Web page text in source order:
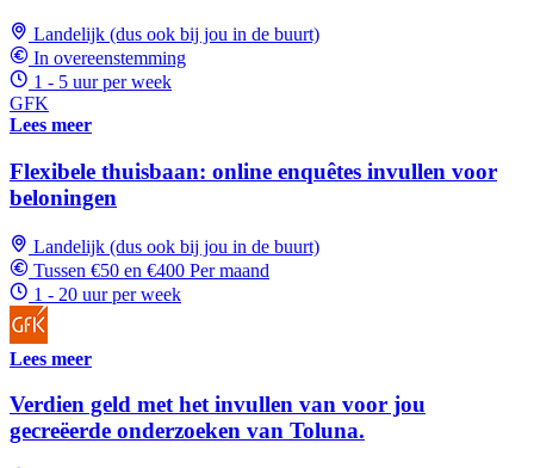
Landelijk (dus ook bij jou in de buurt)
In overeenstemming
1 - 5 uur per week
GFK
Lees meer
Flexibele thuisbaan: online enquêtes invullen voor
beloningen
Landelijk (dus ook bij jou in de buurt)
Tussen €50 en €400 Per maand
1 - 20 uur per week
Lees meer
Verdien geld met het invullen van voor jou
gecreëerde onderzoeken van Toluna.